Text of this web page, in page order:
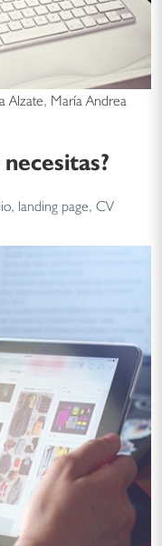
Alzate, María Andrea
landing page, CV